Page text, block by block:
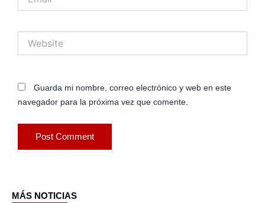
Guarda mi nombre, correo electrónico y web en este
navegador para la próxima vez que comente.
MÁS NOTICIAS